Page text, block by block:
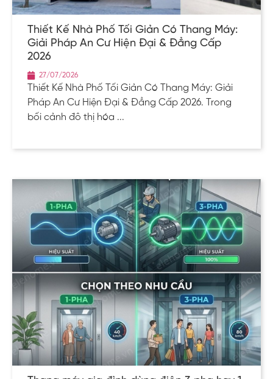
Thiết Kế Nhà Phố Tối Giản Có Thang Máy:
Giải Pháp An Cư Hiện Đại & Đẳng Cấp
2026
27/07/2026
Thiết Kế Nhà Phố Tối Giản Có Thang Máy: Giải
Pháp An Cư Hiện Đại & Đẳng Cấp 2026. Trong
bối cảnh đô thị hóa ...